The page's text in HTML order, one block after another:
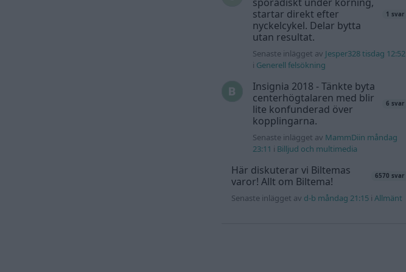
startar direkt efter
nyckelcykel. Delar bytta
utan resultat.
1 svar
Senaste inlägget av Jesper328 tisdag 12:52
i Generell felsökning
Insignia 2018 - Tänkte byta
centerhögtalaren med blir
lite konfunderad över
kopplingarna.
6 svar
Senaste inlägget av MammDiin måndag
23:11 i Billjud och multimedia
Här diskuterar vi Biltemas
varor! Allt om Biltema!
6570 svar
Senaste inlägget av d-b måndag 21:15 i Allmänt